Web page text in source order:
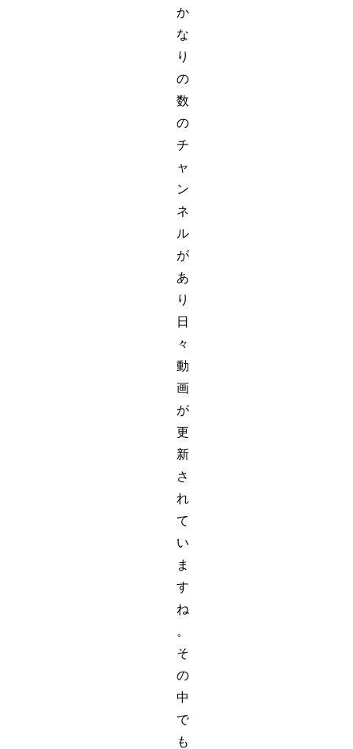
か
な
り
の
数
の
チ
ャ
ン
ネ
ル
が
あ
り
日
々
動
画
が
更
新
さ
れ
て
い
ま
す
ね
。
そ
の
中
で
も